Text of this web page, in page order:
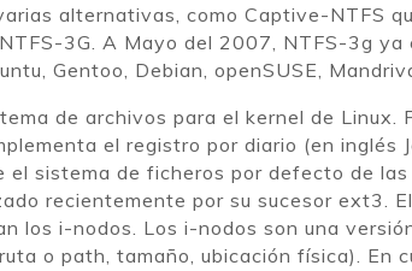
alternativas, como Captive-NTFS
3G. A Mayo del 2007, NTFS-3g
Gentoo, Debian, openSUSE,
de archivos para el kernel de
el registro por diario (en inglés
el sistema de ficheros por defecto de
recientemente por su sucesor ext3.
los i-nodos. Los i-nodos son una
o path, tamaño, ubicación física). En